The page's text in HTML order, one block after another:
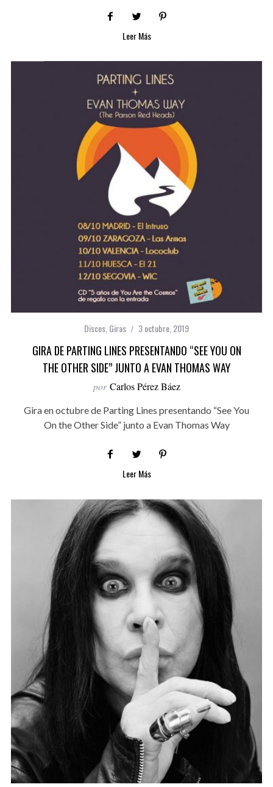
Leer Más
Discos Giras 3 octubre, 2019
GIRA DE PARTING LINES PRESENTANDO “SEE YOU ON
THE OTHER SIDE” JUNTO A EVAN THOMAS WAY
por Carlos Pérez Báez
Gira en octubre de Parting Lines presentando “See You
On the Other Side” junto a Evan Thomas Way
Leer Más